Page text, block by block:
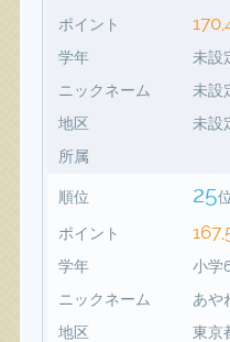
ポイント
学年
未設
ニックネーム
未設
地区
未設
所属
順位 25
ポイント
学年
小学
ニックネーム
あや
地区
東京